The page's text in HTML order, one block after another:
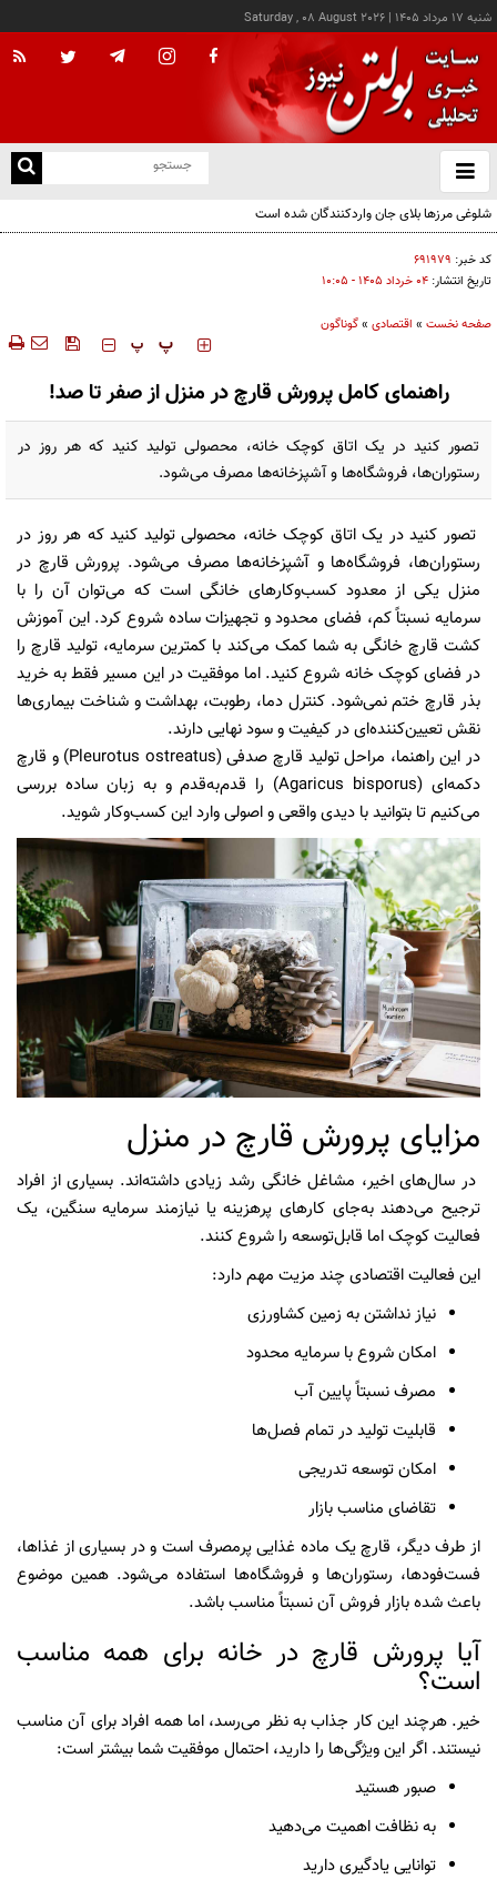
شنبه ۱۷ مرداد ۱۴۰۵ |
Saturday , 08 August 2026
باز
و
کد خبر: ۶۹۱۹۷۹
تاریخ انتشار: ۰۴ خرداد ۱۴۰۵ - ۱۰:۰۵
صفحه نخست » اقتصادی »گوناگون
‍‍‍ پ پ
راهنمای کامل پرورش قارچ در منزل از صفر تا صد!
تصور کنید در یک اتاق کوچک خانه، محصولی تولید کنید که هر روز در
رستوران‌ها، فروشگاه‌ها و آشپزخانه‌ها مصرف می‌شود.
تصور کنید در یک اتاق کوچک خانه، محصولی تولید کنید که هر روز در
رستوران‌ها، فروشگاه‌ها و آشپزخانه‌ها مصرف می‌شود. پرورش قارچ در
منزل یکی از معدود کسب‌وکارهای خانگی است که می‌توان آن را با
سرمایه نسبتاً کم، فضای محدود و تجهیزات ساده شروع کرد. این آموزش
کشت قارچ خانگی به شما کمک می‌کند با کمترین سرمایه، تولید قارچ را
در فضای کوچک خانه شروع کنید. اما موفقیت در این مسیر فقط به خرید
بذر قارچ ختم نمی‌شود. کنترل دما، رطوبت، بهداشت و شناخت بیماری‌ها
نقش تعیین‌کننده‌ای در کیفیت و سود نهایی دارند.
در این راهنما، مراحل تولید قارچ صدفی (Pleurotus ostreatus) و قارچ
دکمه‌ای (Agaricus bisporus) را قدم‌به‌قدم و به زبان ساده بررسی
می‌کنیم تا بتوانید با دیدی واقعی و اصولی وارد این کسب‌وکار شوید.
مزایای پرورش قارچ در منزل
در سال‌های اخیر، مشاغل خانگی رشد زیادی داشته‌اند. بسیاری از افراد
ترجیح می‌دهند به‌جای کارهای پرهزینه یا نیازمند سرمایه سنگین، یک
فعالیت کوچک اما قابل‌توسعه را شروع کنند.
این فعالیت اقتصادی چند مزیت مهم دارد:
نیاز نداشتن به زمین کشاورزی
امکان شروع با سرمایه محدود
مصرف نسبتاً پایین آب
قابلیت تولید در تمام فصل‌ها
امکان توسعه تدریجی
تقاضای مناسب بازار
از طرف دیگر، قارچ یک ماده غذایی پرمصرف است و در بسیاری از غذاها،
فست‌فودها، رستوران‌ها و فروشگاه‌ها استفاده می‌شود. همین موضوع
باعث شده بازار فروش آن نسبتاً مناسب باشد.
آیا پرورش قارچ در خانه برای همه مناسب
است؟
خیر. هرچند این کار جذاب به نظر می‌رسد، اما همه افراد برای آن مناسب
نیستند. اگر این ویژگی‌ها را دارید، احتمال موفقیت شما بیشتر است:
صبور هستید
به نظافت اهمیت می‌دهید
توانایی یادگیری دارید